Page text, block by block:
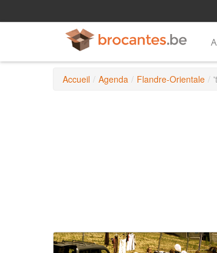
Accueil / Agenda / Flandre-Orientale /